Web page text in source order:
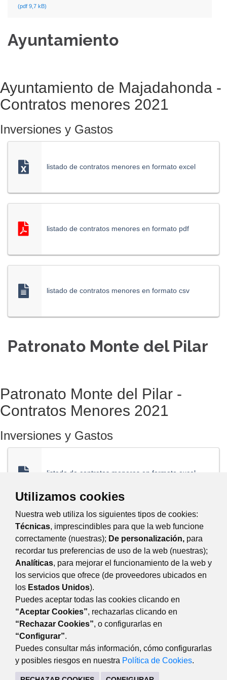
Utilizamos cookies
Nuestra web utiliza los siguientes tipos de cookies:
Técnicas, imprescindibles para que la web funcione
correctamente (nuestras); De personalización, para
recordar tus preferencias de uso de la web (nuestras);
Analíticas, para mejorar el funcionamiento de la web y
los servicios que ofrece (de proveedores ubicados en
los Estados Unidos).
Puedes aceptar todas las cookies clicando en
“Aceptar Cookies”, rechazarlas clicando en
“Rechazar Cookies”, o configurarlas en
“Configurar”.
Puedes consultar más información, cómo configurarlas
y posibles riesgos en nuestra Política de Cookies.
(pdf 9,7 kB)
Ayuntamiento
Ayuntamiento de Majadahonda -
Contratos menores 2021
Inversiones y Gastos
listado de contratos menores en formato excel
listado de contratos menores en formato pdf
listado de contratos menores en formato csv
Patronato Monte del Pilar
Patronato Monte del Pilar -
Contratos Menores 2021
Inversiones y Gastos
listado de contratos menores en formato excel
listado de contratos menores en formato pdf
listado de contratos menores en formato csv
TRANSPARENCIA
Plaza Mayor, 3 28220 Majadahonda Madrid